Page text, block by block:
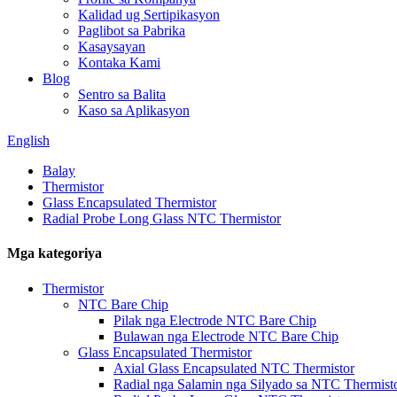
Kalidad ug Sertipikasyon
Paglibot sa Pabrika
Kasaysayan
Kontaka Kami
Blog
Sentro sa Balita
Kaso sa Aplikasyon
English
Balay
Thermistor
Glass Encapsulated Thermistor
Radial Probe Long Glass NTC Thermistor
Mga kategoriya
Thermistor
NTC Bare Chip
Pilak nga Electrode NTC Bare Chip
Bulawan nga Electrode NTC Bare Chip
Glass Encapsulated Thermistor
Axial Glass Encapsulated NTC Thermistor
Radial nga Salamin nga Silyado sa NTC